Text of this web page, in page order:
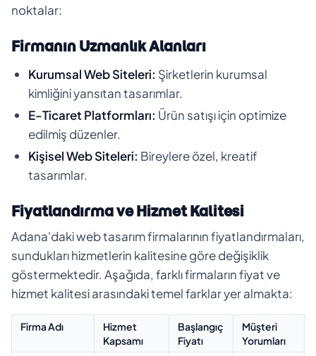
noktalar:
Firmanın Uzmanlık Alanları
Kurumsal Web Siteleri: Şirketlerin kurumsal
kimliğini yansıtan tasarımlar.
E-Ticaret Platformları: Ürün satışı için optimize
edilmiş düzenler.
Kişisel Web Siteleri: Bireylere özel, kreatif
tasarımlar.
Fiyatlandırma ve Hizmet Kalitesi
Adana'daki web tasarım firmalarının fiyatlandırmaları,
sundukları hizmetlerin kalitesine göre değişiklik
göstermektedir. Aşağıda, farklı firmaların fiyat ve
hizmet kalitesi arasındaki temel farklar yer almakta:
Firma Adı
Hizmet
Kapsamı
Başlangıç
Fiyatı
Müşteri
Yorumları